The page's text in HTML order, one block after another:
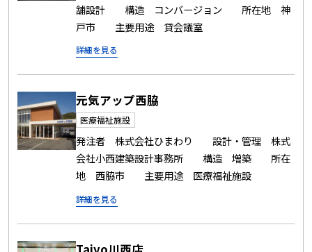
舗設計 構造 コンバージョン 所在地 神
戸市 主要用途 貸会議室
詳細を見る
元気アップ西脇
医療福祉施設
発注者 株式会社ひまわり 設計・管理 株式
会社小西建築設計事務所 構造 増築 所在
地 西脇市 主要用途 医療福祉施設
詳細を見る